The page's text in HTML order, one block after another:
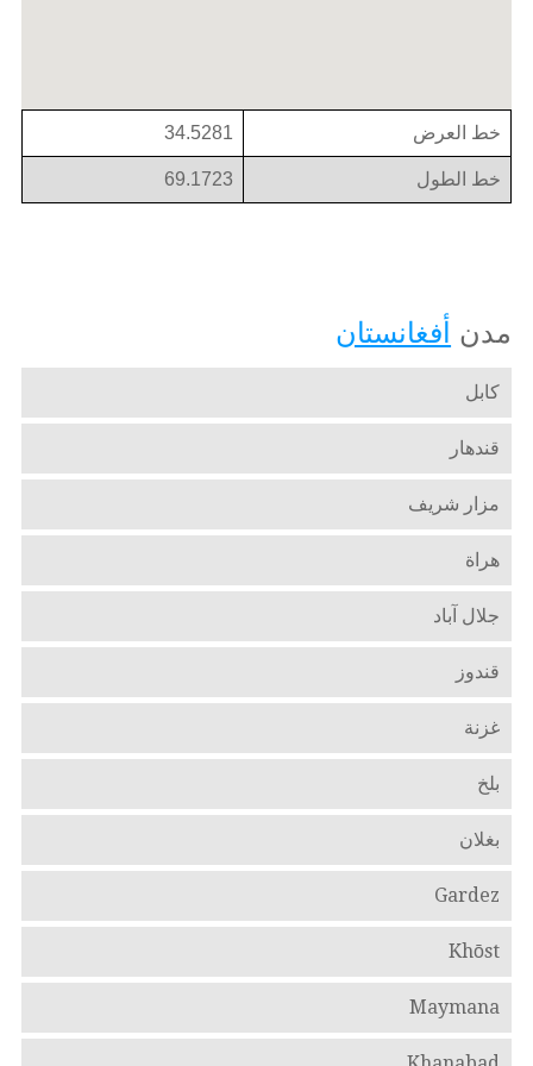
خط العرض 34.5281
خط الطول 69.1723
مدن أفغانستان
كابل
قندهار
مزار شريف
هراة
جلال آباد
قندوز
غزنة
بلخ
بغلان
Gardez
Khōst
Maymana